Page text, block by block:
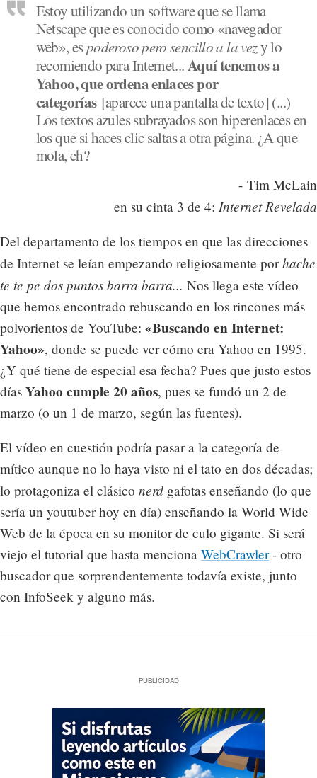
Estoy utilizando un software que se llama
Netscape que es conocido como «navegador
web», espoderoso pero sencillo a la vezy lo
recomiendo para Internet...Aquí tenemos a
Yahoo, que ordena enlaces por
categorías[aparece una pantalla de texto] (...)
Los textos azules subrayados son hiperenlaces en
los que si haces clic saltas a otra página. ¿A que
mola, eh?
- Tim McLain
en su cinta 3 de 4: Internet Revelada
Del departamento de los tiempos en que las direcciones
de Internet se leían empezando religiosamente porhache
te te pe dos puntos barra barra... Nos llega este vídeo
que hemos encontrado rebuscando en los rincones más
polvorientos de YouTube: «Buscando en Internet:
Yahoo», donde se puede ver cómo era Yahoo en 1995.
¿Y qué tiene de especial esa fecha? Pues que justo estos
días Yahoo cumple 20 años, pues se fundó un 2 de
marzo (o un 1 de marzo, según las fuentes).
El vídeo en cuestión podría pasar a la categoría de
mítico aunque no lo haya visto ni el tato en dos décadas;
lo protagoniza el clásico nerd gafotas enseñando (lo que
sería un youtuber hoy en día) enseñando la World Wide
Web de la época en su monitor de culo gigante. Si será
viejo el tutorial que hasta menciona WebCrawler- otro
buscador que sorprendentemente todavía existe, junto
con InfoSeek y alguno más.
PUBLICIDAD